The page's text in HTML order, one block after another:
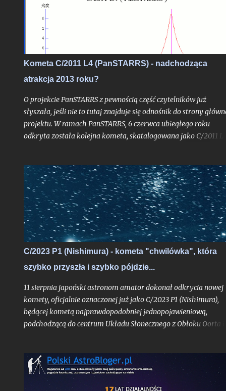
obserwacyjne, do wykonania którego chciałbym dziś zachęcić
zwłaszcza tych z Was, którzy mieszkają nad Morzem
Kometa C/2011 L4 (PanSTARRS) - nadchodząca
atrakcja 2013 roku?
O projekcie PanSTARRS z pewnością część czytelników już
słyszała, jeśli nie to tutaj znajduje się odnośnik do strony
projektu. W ramach PanSTARRS, 6 czerwca ubiegłego roku
odkryta została kolejna kometa, skatalogowana jako C/2011
zbyt wcześnie. - (Uwaga: w końcowej części tekstu nowe
aktualizacje prognoz ze stycznia 2013 roku). Kliknij jeśli chcesz
razu przejść do uaktualnienia . - Kliknij w ten link, jeśli chcesz
przejść do aktualizacji z 05.05.2013 r.
C/2023 P1 (Nishimura) - kometa "chwilówka", która
szybko przyszła i szybko pójdzie...
11 sierpnia japoński astronom amator dokonał odkrycia nowej
komety, oficjalnie oznaczonej już jako C/2023 P1 (Nishimura),
będącej kometą najprawdopodobniej jednopojawieniową,
podchodzącą do centrum Układu Słonecznego z Obłoku Oorta i
odkrycia był bardzo jasny jak na kometę, mając blask rzędu
mag.